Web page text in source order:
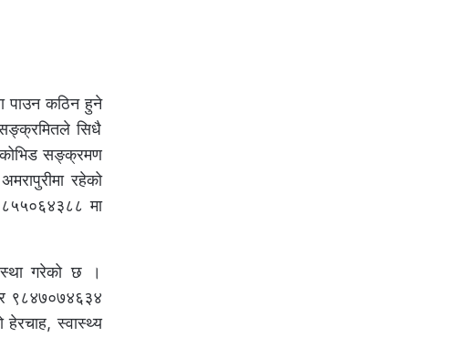
पाउन कठिन हुने
सिधै
कोभिड सङ्क्रमण
रहेको
मा
गरेको छ ।
९८४७०७४६३४
स्वास्थ्य